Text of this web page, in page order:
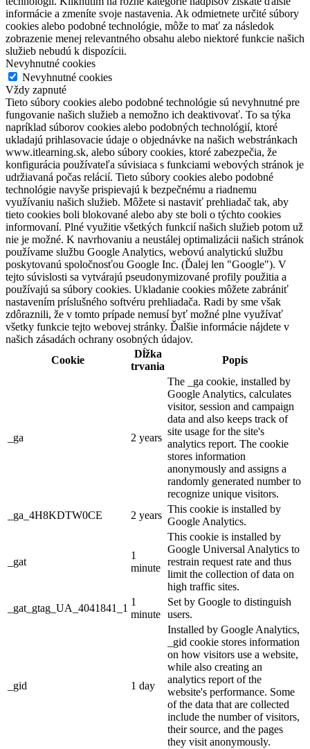
informácie a zmeníte svoje nastavenia. Ak odmietnete určité súbory
cookies alebo podobné technológie, môže to mať za následok
zobrazenie menej relevantného obsahu alebo niektoré funkcie našich
služieb nebudú k dispozícii.
Nevyhnutné cookies
Nevyhnutné cookies
Vždy zapnuté
Tieto súbory cookies alebo podobné technológie sú nevyhnutné pre
fungovanie našich služieb a nemožno ich deaktivovať. To sa týka
napríklad súborov cookies alebo podobných technológií, ktoré
ukladajú prihlasovacie údaje o objednávke na našich webstránkach
www.itlearning.sk, alebo súbory cookies, ktoré zabezpečia, že
konfigurácia používateľa súvisiaca s funkciami webových stránok je
udržiavaná počas relácií. Tieto súbory cookies alebo podobné
technológie navyše prispievajú k bezpečnému a riadnemu
využívaniu našich služieb. Môžete si nastaviť prehliadač tak, aby
tieto cookies boli blokované alebo aby ste boli o týchto cookies
informovaní. Plné využitie všetkých funkcií našich služieb potom už
nie je možné. K navrhovaniu a neustálej optimalizácii našich stránok
používame službu Google Analytics, webovú analytickú službu
poskytovanú spoločnosťou Google Inc. (Ďalej len "Google"). V
tejto súvislosti sa vytvárajú pseudonymizované profily použitia a
používajú sa súbory cookies. Ukladanie cookies môžete zabrániť
nastavením príslušného softvéru prehliadača. Radi by sme však
zdôraznili, že v tomto prípade nemusí byť možné plne využívať
všetky funkcie tejto webovej stránky. Ďalšie informácie nájdete v
našich zásadách ochrany osobných údajov.
Cookie
Dĺžka
trvania
Popis
_ga 2 years
The _ga cookie, installed by
Google Analytics, calculates
visitor, session and campaign
data and also keeps track of
site usage for the site's
analytics report. The cookie
stores information
anonymously and assigns a
randomly generated number to
recognize unique visitors.
_ga_4H8KDTW0CE
2 years
This cookie is installed by
Google Analytics.
_gat
1
minute
This cookie is installed by
Google Universal Analytics to
restrain request rate and thus
limit the collection of data on
high traffic sites.
_gat_gtag_UA_4041841_1
1
minute
Set by Google to distinguish
users.
_gid 1 day
Installed by Google Analytics,
_gid cookie stores information
on how visitors use a website,
while also creating an
analytics report of the
website's performance. Some
of the data that are collected
include the number of visitors,
their source, and the pages
they visit anonymously.